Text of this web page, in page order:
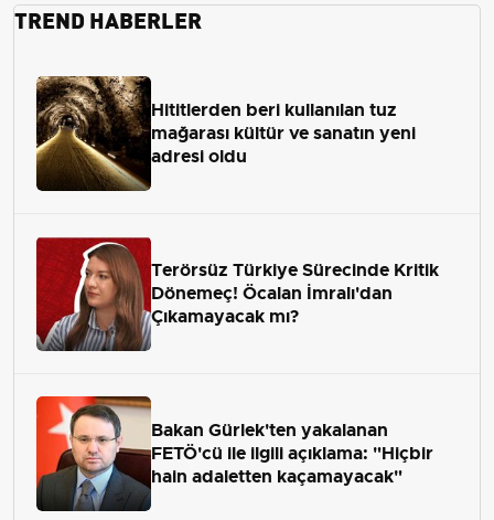
TREND HABERLER
Hititlerden beri kullanılan tuz
mağarası kültür ve sanatın yeni
adresi oldu
Terörsüz Türkiye Sürecinde Kritik
Dönemeç! Öcalan İmralı'dan
Çıkamayacak mı?
Bakan Gürlek'ten yakalanan
FETÖ'cü ile ilgili açıklama: "Hiçbir
hain adaletten kaçamayacak"